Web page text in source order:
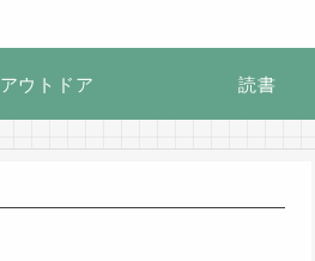
アウトドア 読書